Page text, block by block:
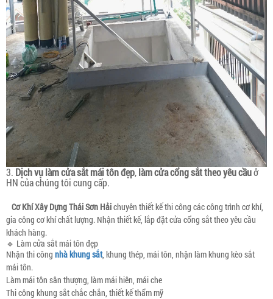
3. Dịch vụ làm cửa sắt mái tôn đẹp,làm cửa cổng sắt theo yêu cầuở
HN của chúng tôi cung cấp.
Cơ Khí Xây Dựng Thái Sơn Hảichuyên thiết kế thi công các công trình cơ khí,
gia công cơ khí chất lượng. Nhận thiết kế, lắp đặt cửa cổng sắt theo yêu cầu
khách hàng.
🔹 Làm cửa sắt mái tôn đẹp
Nhận thi công nhà khung sắt, khung thép, mái tôn, nhận làm khung kèo sắt
mái tôn.
Làm mái tôn sân thượng, làm mái hiên, mái che
Thi công khung sắt chắc chắn, thiết kế thẩm mỹ